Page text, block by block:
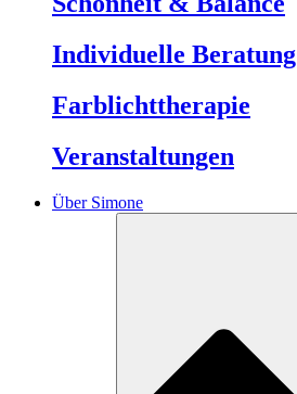
Individuelle Beratung
Farblichttherapie
Veranstaltungen
Über Simone